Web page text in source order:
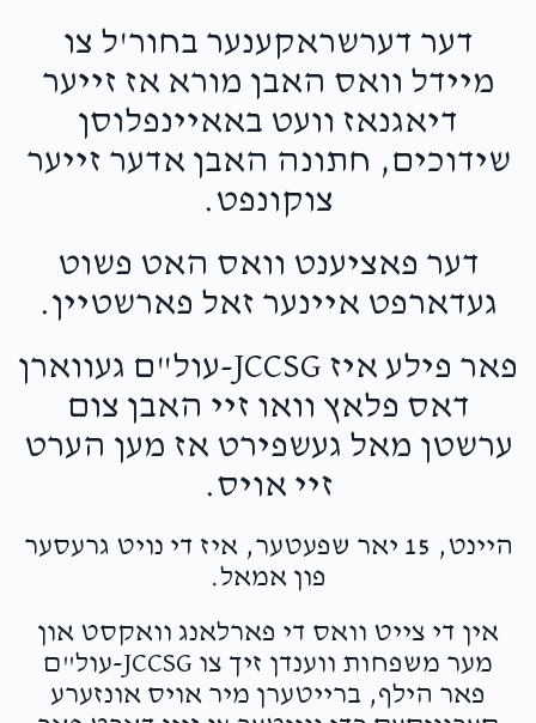
דער דערשראקענער בחור'ל צו
מיידל וואס האבן מורא אז זייער
דיאגנאז וועט באאיינפלוסן
שידוכים, חתונה האבן אדער זייער
צוקונפט.
דער פאציענט וואס האט פשוט
געדארפט איינער זאל פארשטיין.
פאר פילע איז JCCSG-עול"ם געווארן
דאס פלאץ וואו זיי האבן צום
ערשטן מאל געשפירט אז מען הערט
זיי אויס.
היינט, 15 יאר שפעטער, איז די נויט גרעסער
פון אמאל.
אין די צייט וואס די פארלאנג וואקסט און
מער משפחות ווענדן זיך צו JCCSG-עול"ם
פאר הילף, ברייטערן מיר אויס אונזערע